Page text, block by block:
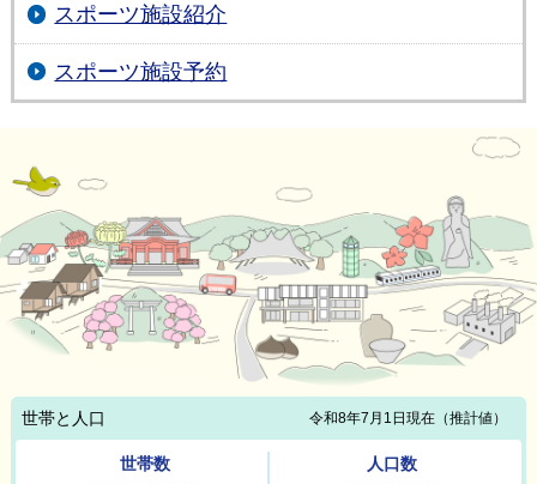
スポーツ施設紹介
スポーツ施設予約